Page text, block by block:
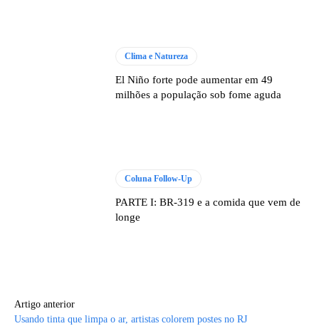
Clima e Natureza
El Niño forte pode aumentar em 49
milhões a população sob fome aguda
Coluna Follow-Up
PARTE I: BR-319 e a comida que vem de
longe
Artigo anterior
Usando tinta que limpa o ar, artistas colorem postes no RJ